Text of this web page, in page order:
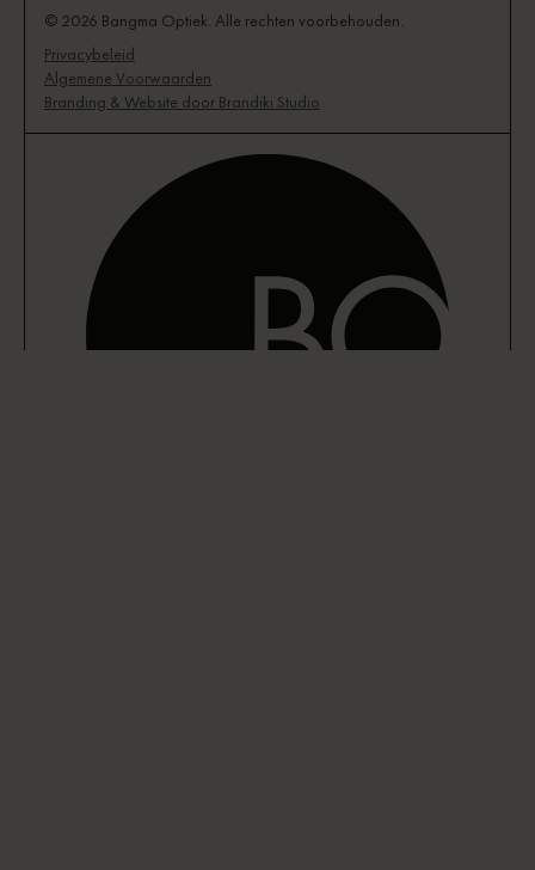
© 2026 Bangma Optiek. Alle rechten voorbehouden.
Privacybeleid
Algemene Voorwaarden
Branding & Website door Brandiki Studio